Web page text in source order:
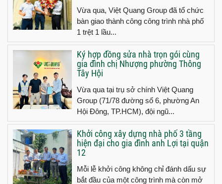
Vừa qua, Việt Quang Group đã tổ chức
bàn giao thành công công trình nhà phố
1 trệt 1 lầu...
Ký hợp đồng sửa nhà trọn gói cùng
gia đình chị Nhượng phường Thông
Tây Hội
Vừa qua tại trụ sở chính Việt Quang
Group (71/78 đường số 6, phường An
Hội Đông, TP.HCM), đội ngũ...
Khởi công xây dựng nhà phố 3 tầng
hiện đại cho gia đình anh Lợi tại quận
12
Mỗi lễ khởi công không chỉ đánh dấu sự
bắt đầu của một công trình mà còn mở